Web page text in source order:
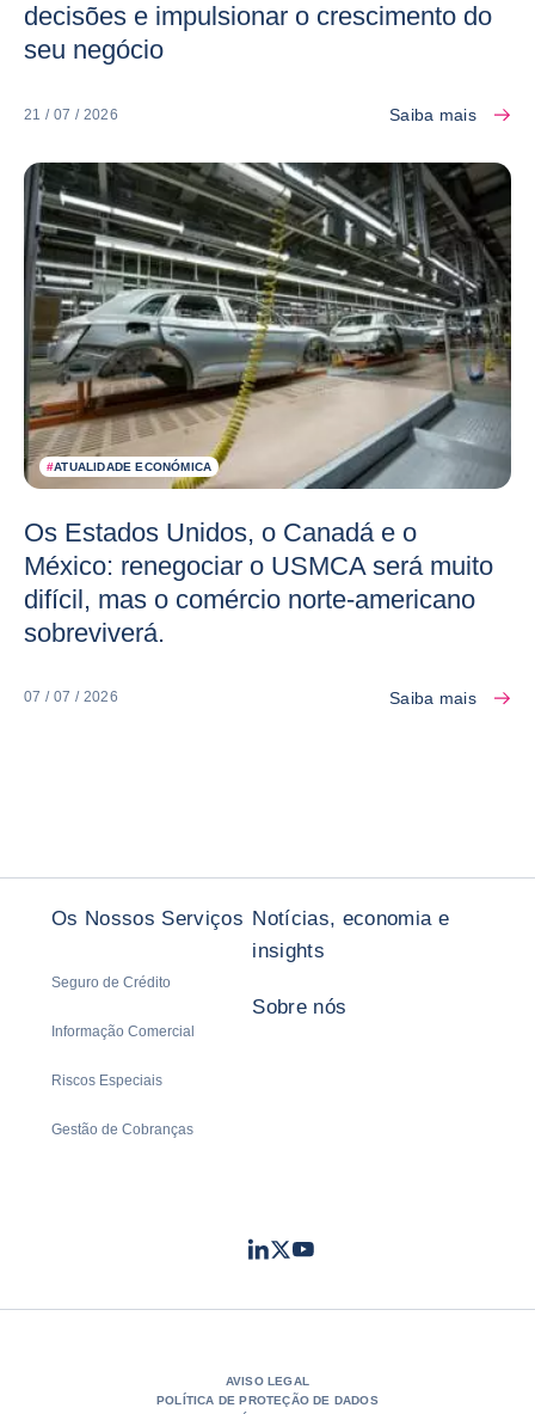
decisões e impulsionar o crescimento do
seu negócio
21 / 07 / 2026 Saiba mais
#ATUALIDADE ECONÓMICA
Os Estados Unidos, o Canadá e o
México: renegociar o USMCA será muito
difícil, mas o comércio norte-americano
sobreviverá.
07 / 07 / 2026 Saiba mais
Os Nossos Serviços
Seguro de Crédito
Informação Comercial
Riscos Especiais
Gestão de Cobranças
Notícias, economia e
insights
Sobre nós
LinkedIn
TwitterYoutube
AVISO LEGAL
POLÍTICA DE PROTEÇÃO DE DADOS